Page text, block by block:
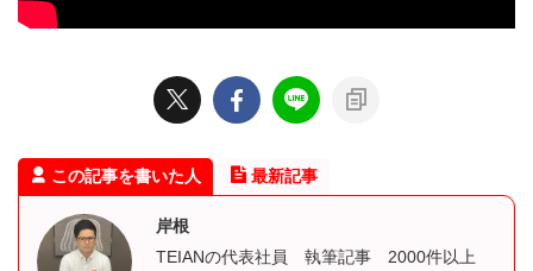
この記事を書いた人 最新記事
岸根
TEIANの代表社員 執筆記事 2000件以上